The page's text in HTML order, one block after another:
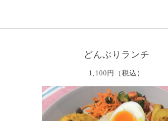
どんぶりランチ
1,100円（税込）